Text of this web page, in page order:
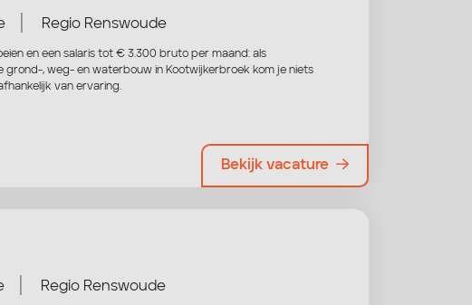
Regio Renswoude
en een salaris tot € 3.300 bruto per maand: als
, weg- en waterbouw in Kootwijkerbroek kom je niets
van ervaring.
Bekijk vacature
Regio Renswoude